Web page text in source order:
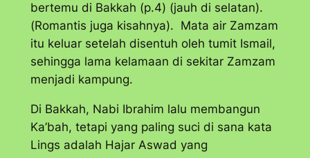
bertemu di Bakkah (p.4) (jauh di selatan).
(Romantis juga kisahnya). Mata air Zamzam
itu keluar setelah disentuh oleh tumit Ismail,
sehingga lama kelamaan di sekitar Zamzam
menjadi kampung.
Di Bakkah, Nabi Ibrahim lalu membangun
Ka’bah, tetapi yang paling suci di sana kata
Lings adalah Hajar Aswad yang